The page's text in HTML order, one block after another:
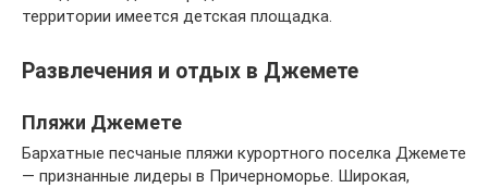
территории имеется детская площадка.
Развлечения и отдых в Джемете
Пляжи Джемете
Бархатные песчаные пляжи курортного поселка Джемете
— признанные лидеры в Причерноморье. Широкая,